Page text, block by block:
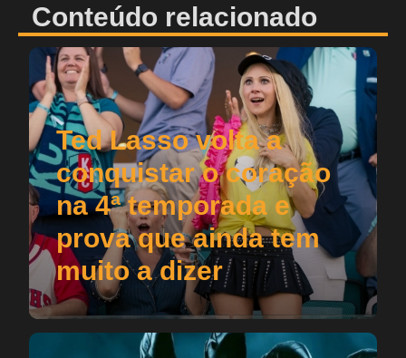
Conteúdo relacionado
Ted Lasso volta a
conquistar o coração
na 4ª temporada e
prova que ainda tem
muito a dizer